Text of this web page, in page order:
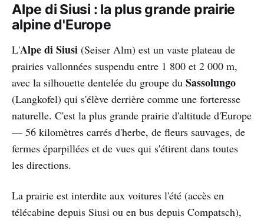
Alpe di Siusi : la plus grande prairie
alpine d'Europe
L'Alpe di Siusi (Seiser Alm) est un vaste plateau de
prairies vallonnées suspendu entre 1 800 et 2 000 m,
avec la silhouette dentelée du groupe du Sassolungo
(Langkofel) qui s'élève derrière comme une forteresse
naturelle. C'est la plus grande prairie d'altitude d'Europe
— 56 kilomètres carrés d'herbe, de fleurs sauvages, de
fermes éparpillées et de vues qui s'étirent dans toutes
les directions.
La prairie est interdite aux voitures l'été (accès en
télécabine depuis Siusi ou en bus depuis Compatsch),